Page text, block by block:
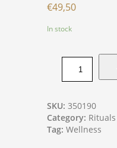
€49,50
In stock
SKU: 350190
Category:
Tag: Wellness